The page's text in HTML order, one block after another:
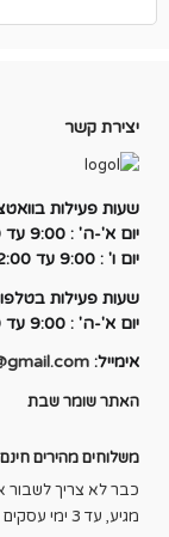
יצירת קשר
שעות פעילות
יום א'-ה' : 9:00 עד 19:00
יום ו' : 9:00 עד 12:00.
שעות פעילות
יום א'-ה' : 9:00 עד 14:00
אימייל:
האתר שומר שבת
משלוחים מהירים
כבר לא צריך לשבור
מגיע, עד 3 ימי עסקים והמוצר אצלך, ללא תוספת תשלום!